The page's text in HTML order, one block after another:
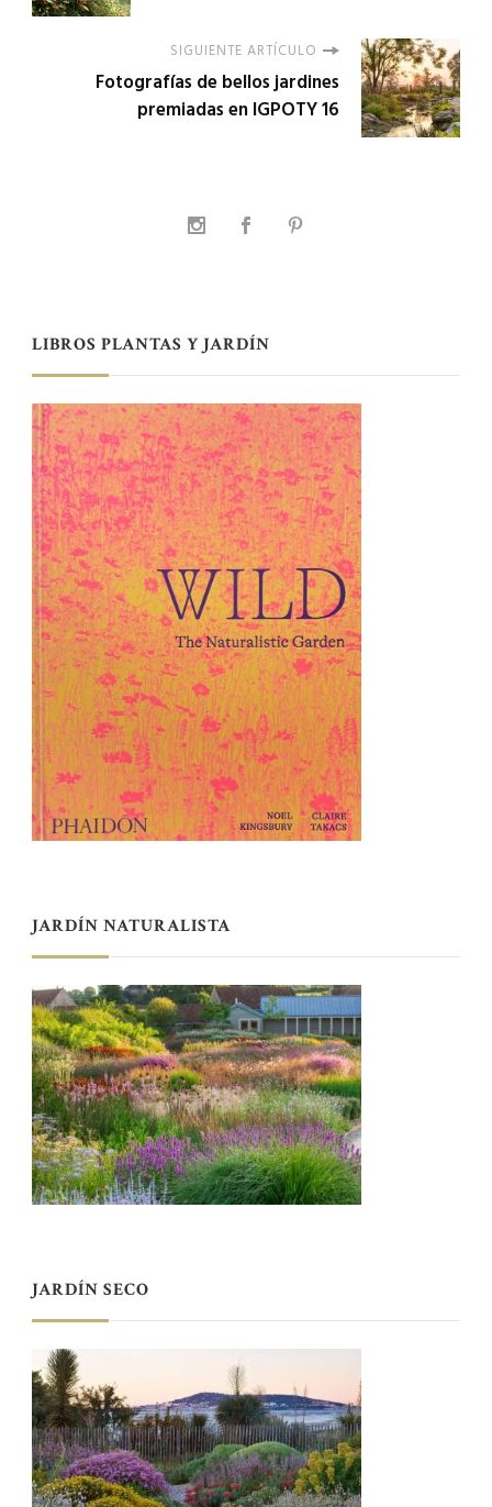
SIGUIENTE ARTÍCULO
Fotografías de bellos jardines
premiadas en IGPOTY 16
LIBROS PLANTAS Y JARDÍN
JARDÍN NATURALISTA
JARDÍN SECO